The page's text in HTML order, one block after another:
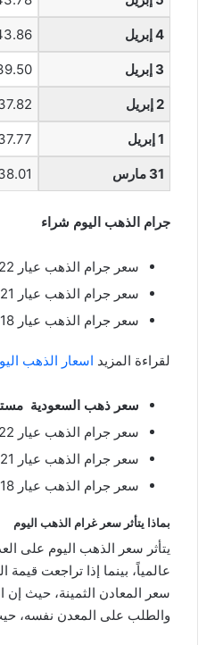
4 إبريل
3 إبريل
2 إبريل
1 إبريل
31 مارس
جرام الذهب اليوم شراء
سعر جرام الذهب عيار 22 جديد : 258.10 ريالاً.
سعر جرام الذهب عيار 21 جديد :248.47 ريالاً.
سعر جرام الذهب عيار 18 جديد : 241.85 ريالاً.
لقراءة المزيد اسعار الذهب
سعر ذهب السعودية
سعر جرام الذهب عيار 22 مستعمل: 215.59 ريالاً.
سعر جرام الذهب عيار 21 مستعمل: 205.57 ريالاً
سعر جرام الذهب عيار 18 مستعمل: 175.49 ريالاً
بماذا يتأثر سعر غرام الذهب اليوم
يتأثر سعر الذهب اليوم على
عالمياً، بينما إذا تراجعت
سعر المعادن الثمينة، حيث إن
والطلب على المعدن نفسه،